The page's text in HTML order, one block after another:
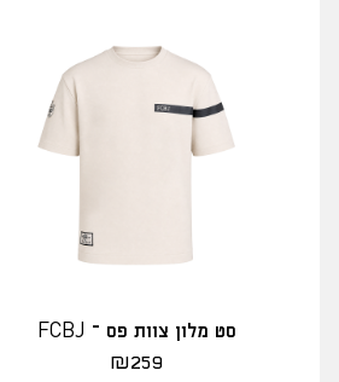
סט מלון צוות פס – FCBJ
₪259